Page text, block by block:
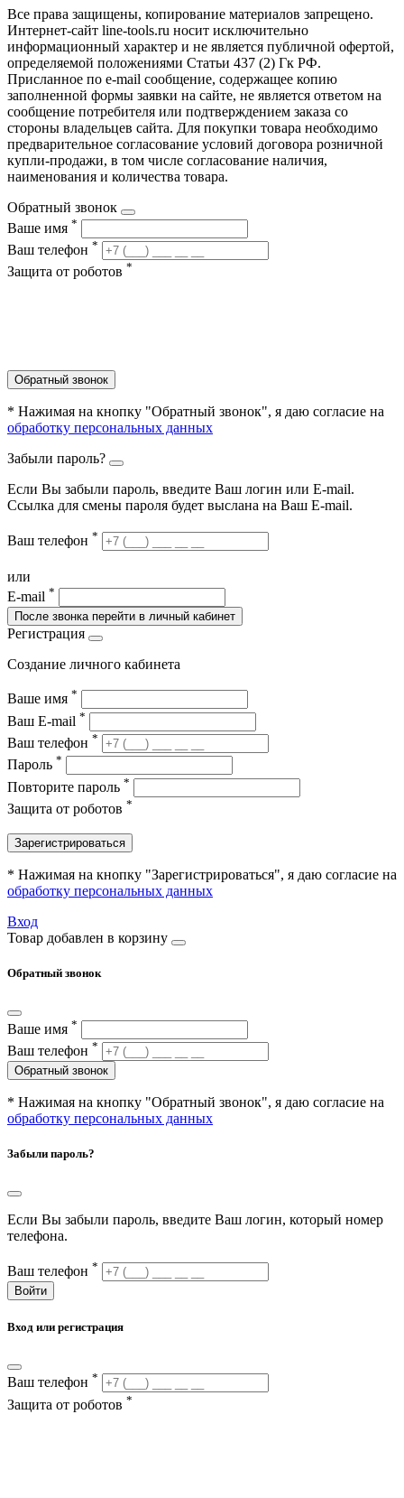
Все права защищены, копирование материалов запрещено.
Интернет-сайт line-tools.ru носит исключительно
информационный характер и не является публичной офертой,
определяемой положениями Статьи 437 (2) Гк РФ.
Присланное по e-mail сообщение, содержащее копию
заполненной формы заявки на сайте, не является ответом на
сообщение потребителя или подтверждением заказа со
стороны владельцев сайта. Для покупки товара необходимо
предварительное согласование условий договора розничной
купли-продажи, в том числе согласование наличия,
наименования и количества товара.
Обратный звонок
Ваше имя *
Ваш телефон *
Защита от роботов *
Обратный звонок
* Нажимая на кнопку "Обратный звонок", я даю согласие на
обработку персональных данных
Забыли пароль?
Если Вы забыли пароль, введите Ваш логин или Е-mail.
Ссылка для смены пароля будет выслана на Ваш E-mail.
Ваш телефон *
или
E-mail *
После звонка перейти в личный кабинет
Регистрация
Создание личного кабинета
Ваше имя *
Ваш E-mail *
Ваш телефон *
Пароль *
Повторите пароль *
Защита от роботов *
Зарегистрироваться
* Нажимая на кнопку "Зарегистрироваться", я даю согласие на
обработку персональных данных
Вход
Товар добавлен в корзину
Обратный звонок
Ваше имя *
Ваш телефон *
Обратный звонок
* Нажимая на кнопку "Обратный звонок", я даю согласие на
обработку персональных данных
Забыли пароль?
Если Вы забыли пароль, введите Ваш логин, который номер
телефона.
Ваш телефон *
Войти
Вход или регистрация
Ваш телефон *
Защита от роботов *